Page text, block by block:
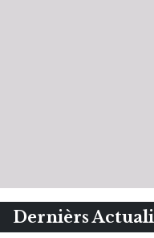
Dernièrs